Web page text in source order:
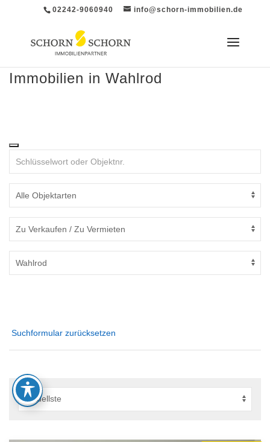
02242-9060940 info@schorn-immobilien.de
Immobilien in Wahlrod
Suchformular zurücksetzen